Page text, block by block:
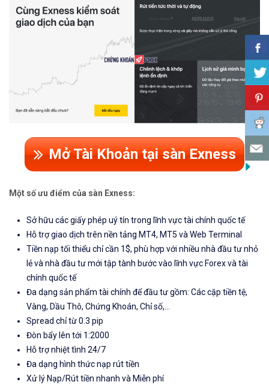
Mở Tài Khoản tại sàn Exness
Một số ưu điểm của sàn Exness:
Sở hữu các giấy phép uý tín trong lĩnh vực tài chính quốc tế
Hỗ trợ giao dịch trên nền tảng MT4, MT5 và Web Terminal
Tiền nạp tối thiểu chỉ cần 1$, phù hợp với nhiều nhà đầu tư nhỏ
lẻ và nhà đầu tư mới tập tành bước vào lĩnh vực Forex và tài
chính quốc tế
Đa dạng sản phẩm tài chính để đầu tư gồm: Các cặp tiền tệ,
Vàng, Dầu Thô, Chứng Khoán, Chỉ số,...
Spread chỉ từ 0.3 pip
Đòn bẩy lên tới 1:2000
Hỗ trợ nhiệt tình 24/7
Đa dạng hình thức nạp rút tiền
Xử lý Nạp/Rút tiền nhanh và Miễn phí